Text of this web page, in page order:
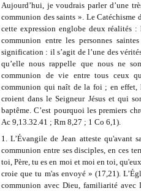
Aujourd’hui, je voudrais parler d’une
communion des saints ». Le
cette expression englobe deux réalités
communion entre les personnes
signification : il s’agit de l’une des
qu’elle nous rappelle que nous ne
communion de vie entre tous ceux
communion qui naît de la foi ; en effet,
croient dans le Seigneur Jésus et qui
baptême. C’est pourquoi les premiers
Ac 9,13.32.41 ; Rm 8,27 ; 1 Co 6,1).
1. L’Évangile de Jean atteste qu'avant
communion entre ses disciples, en ces
toi, Père, tu es en moi et moi en toi,
croie que tu m'as envoyé » (17,21).
communion avec Dieu, familiarité avec